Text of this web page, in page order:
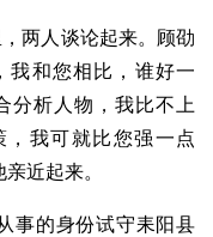
两人谈论起来。顾劭
我和您相比，谁好一
分析人物，我比不上
我可就比您强一点
近起来。
事的身份试守耒阳县